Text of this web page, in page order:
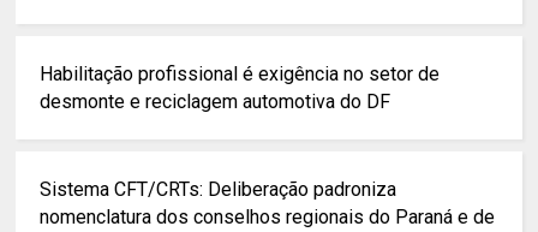
Habilitação profissional é exigência no setor de
desmonte e reciclagem automotiva do DF
Sistema CFT/CRTs: Deliberação padroniza
nomenclatura dos conselhos regionais do Paraná e de